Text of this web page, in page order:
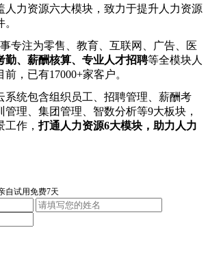
人力资源六大模块，致力于提升人力资源
。
专注为零售、教育、互联网、广告、医
勤、薪酬核算、专业人才招聘等全模块人
，已有17000+家客户。
系统包含组织员工、招聘管理、薪酬考
理、集团管理、智数分析等9大板块，
工作，打通人力资源6大模块，助力人力
自试用免费7天